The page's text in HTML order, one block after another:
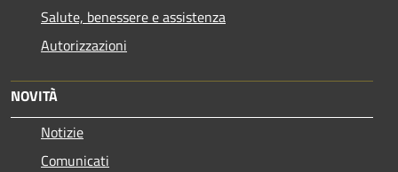
Salute, benessere e assistenza
Autorizzazioni
NOVITÀ
Notizie
Comunicati